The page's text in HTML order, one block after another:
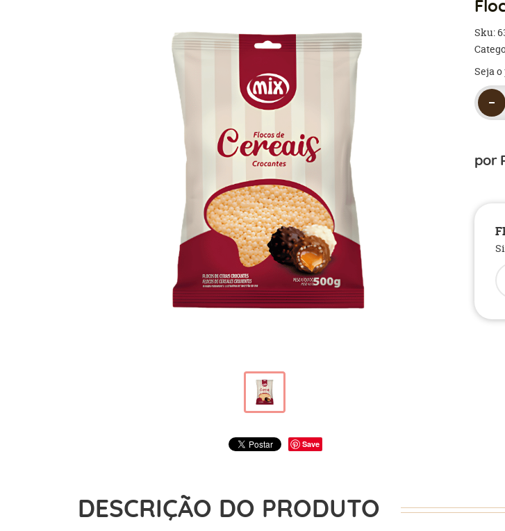
Save
Sku:
Seja
por
DESCRIÇÃO DO PRODUTO